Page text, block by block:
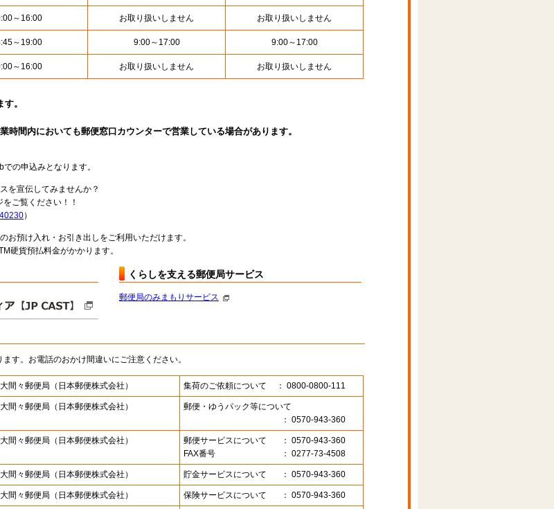
～16:00 お取り扱いしません お取り扱いしません
～19:00 9:00～17:00 9:00～17:00
～16:00 お取り扱いしません お取り扱いしません
。
間内においても郵便窓口カウンターで営業している場合があります。
の申込みとなります。
を宣伝してみませんか？
ご覧ください！！
）
お預け入れ・お引き出しをご利用いただけます。
硬貨預払料金がかかります。
くらしを支える郵便局サービス
郵便局のみまもりサービス
す。お電話のおかけ間違いにご注意ください。
大間々郵便局 （日本郵便株式会社） 集荷のご依頼について ： 0800-0800-111
大間々郵便局 （日本郵便株式会社）
郵便・ゆうパック等について
： 0570-943-360
大間々郵便局 （日本郵便株式会社） 郵便サービスについて
： 0570-943-360
FAX番号
： 0277-73-4508
大間々郵便局 （日本郵便株式会社） 貯金サービスについて ： 0570-943-360
大間々郵便局 （日本郵便株式会社） 保険サービスについて ： 0570-943-360